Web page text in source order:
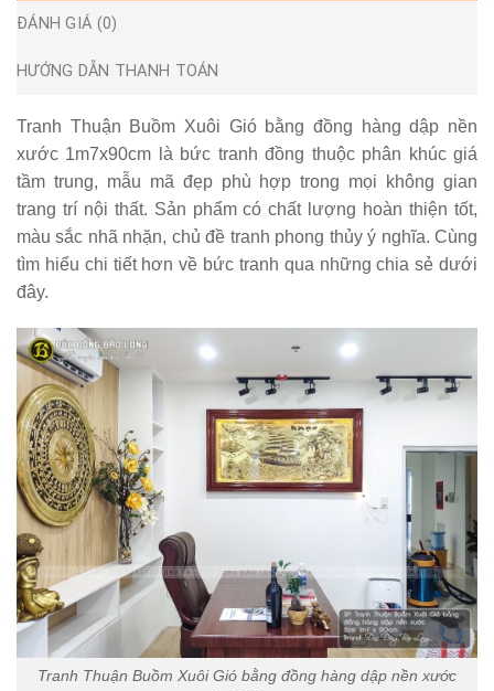
ĐÁNH GIÁ (0)
HƯỚNG DẪN THANH TOÁN
Tranh Thuận Buồm Xuôi Gió bằng đồng hàng dập nền
xước 1m7x90cm là bức tranh đồng thuộc phân khúc giá
tầm trung, mẫu mã đẹp phù hợp trong mọi không gian
trang trí nội thất. Sản phẩm có chất lượng hoàn thiện tốt,
màu sắc nhã nhặn, chủ đề tranh phong thủy ý nghĩa. Cùng
tìm hiểu chi tiết hơn về bức tranh qua những chia sẻ dưới
đây.
Tranh Thuận Buồm Xuôi Gió bằng đồng hàng dập nền xước